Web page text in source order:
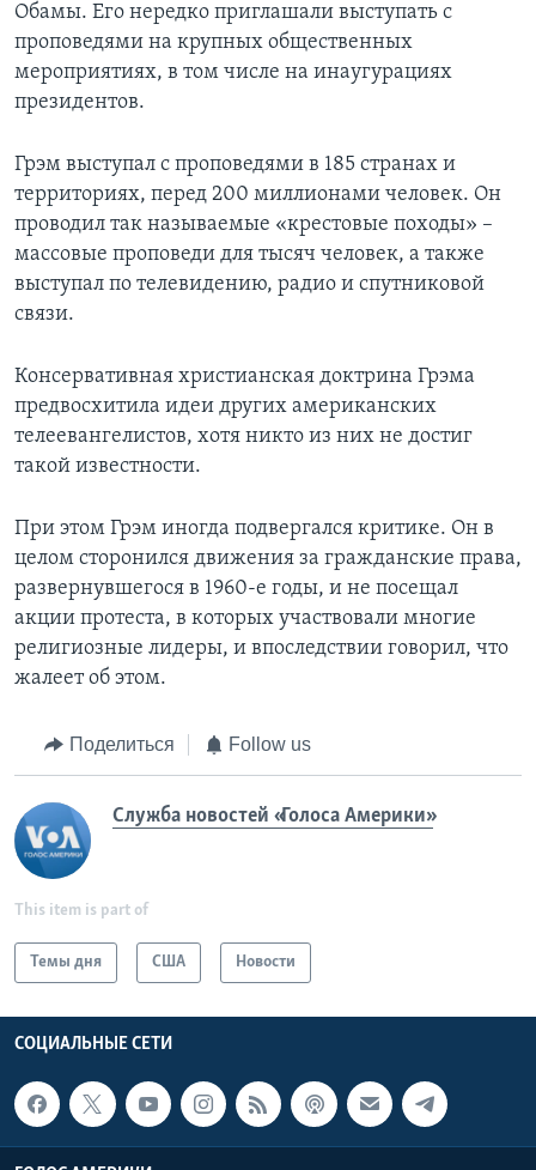
Обамы. Его нередко приглашали выступать с
проповедями на крупных общественных
мероприятиях, в том числе на инаугурациях
президентов.
Грэм выступал с проповедями в 185 странах и
территориях, перед 200 миллионами человек. Он
проводил так называемые «крестовые походы» –
массовые проповеди для тысяч человек, а также
выступал по телевидению, радио и спутниковой
связи.
Консервативная христианская доктрина Грэма
предвосхитила идеи других американских
телеевангелистов, хотя никто из них не достиг
такой известности.
При этом Грэм иногда подвергался критике. Он в
целом сторонился движения за гражданские права,
развернувшегося в 1960-е годы, и не посещал
акции протеста, в которых участвовали многие
религиозные лидеры, и впоследствии говорил, что
жалеет об этом.
Поделиться Follow us
Служба новостей «Голоса Америки»
This item is part of
Темы дня США Новости
СОЦИАЛЬНЫЕ СЕТИ